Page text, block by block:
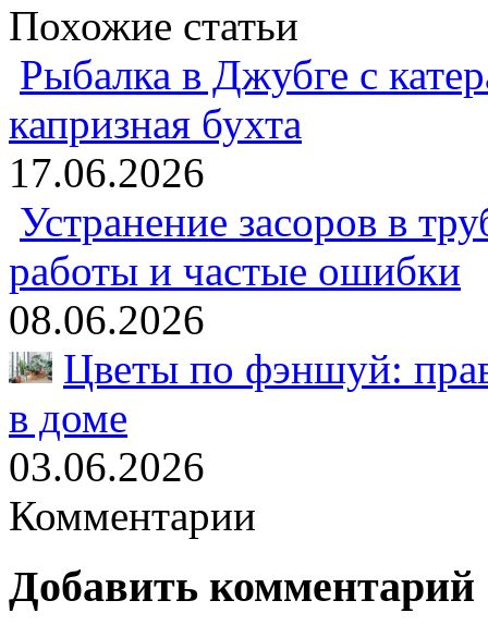
Похожие статьи
Рыбалка в Джубге с
капризная бухта
17.06.2026
Устранение засоров в
работы и частые ошибки
08.06.2026
Цветы по фэншуй:
в доме
03.06.2026
Комментарии
Добавить комментарий